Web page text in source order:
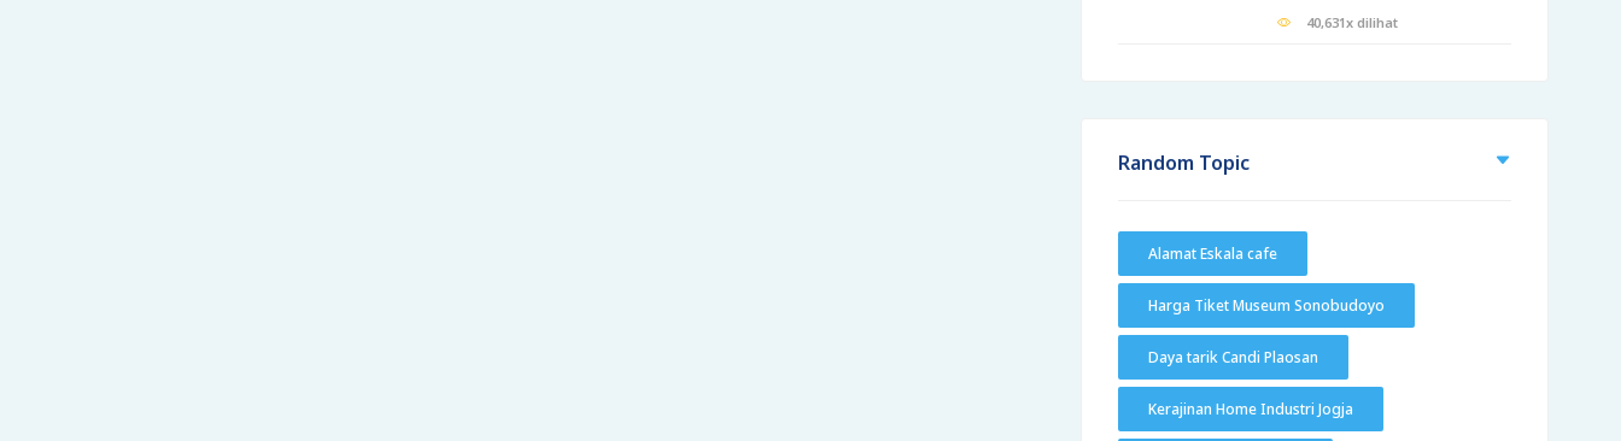
40,631x dilihat
Random Topic
Alamat Eskala cafe
Harga Tiket Museum Sonobudoyo
Daya tarik Candi Plaosan
Kerajinan Home Industri Jogja